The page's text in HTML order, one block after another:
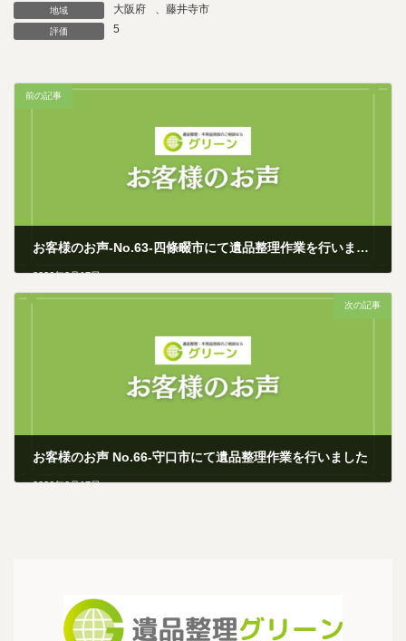
地域 大阪府 、 藤井寺市
評価 5
前の記事
お客様のお声-No.63-四條畷市にて遺品整理作業を行いました
2026年2月17日
次の記事
お客様のお声 No.66-守口市にて遺品整理作業を行いました
2026年2月17日